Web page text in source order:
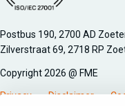
Managementsyteem
Postbus 190, 2700 AD
Zilverstraat 69, 2718 RP
Copyright 2026 @ FME
Privacy Disclaimer